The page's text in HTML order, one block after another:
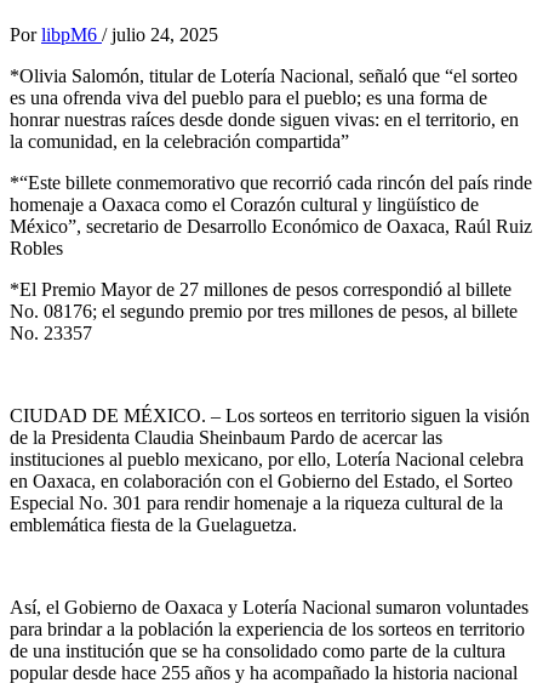
Por libpM6 / julio 24, 2025
*Olivia Salomón, titular de Lotería Nacional, señaló que “el sorteo
es una ofrenda viva del pueblo para el pueblo; es una forma de
honrar nuestras raíces desde donde siguen vivas: en el territorio, en
la comunidad, en la celebración compartida”
*“Este billete conmemorativo que recorrió cada rincón del país rinde
homenaje a Oaxaca como el Corazón cultural y lingüístico de
México”, secretario de Desarrollo Económico de Oaxaca, Raúl Ruiz
Robles
*El Premio Mayor de 27 millones de pesos correspondió al billete
No. 08176; el segundo premio por tres millones de pesos, al billete
No. 23357
CIUDAD DE MÉXICO. – Los sorteos en territorio siguen la visión
de la Presidenta Claudia Sheinbaum Pardo de acercar las
instituciones al pueblo mexicano, por ello, Lotería Nacional celebra
en Oaxaca, en colaboración con el Gobierno del Estado, el Sorteo
Especial No. 301 para rendir homenaje a la riqueza cultural de la
emblemática fiesta de la Guelaguetza.
Así, el Gobierno de Oaxaca y Lotería Nacional sumaron voluntades
para brindar a la población la experiencia de los sorteos en territorio
de una institución que se ha consolidado como parte de la cultura
popular desde hace 255 años y ha acompañado la historia nacional